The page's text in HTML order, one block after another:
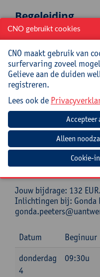
Begeleiding
Prof. Dr. Dirk Geldof is
Antwerpen en senior
Kenniscentrum
onderzoek focust op de
transitie naar een
onthaal van
boeken over
Cursuscode:25/OND/
Cursusmateriaal en
Jouw bijdrage: 132 EUR.
Inlichtingen bij: Gonda
Datum Beginuur
donderdag
4
09:30u
CNO gebruikt cookies
CNO maakt gebruik van
surfervaring zoveel
Gelieve aan de duiden
registreren.
Lees ook de
Cookie-